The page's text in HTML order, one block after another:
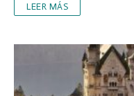
LEER MÁS